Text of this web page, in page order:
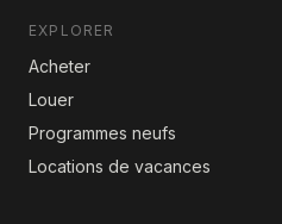
EXPLORER
Acheter
Louer
Programmes neufs
Locations de vacances